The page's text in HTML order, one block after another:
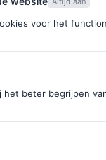
opnieuw een
het vierde en vijfde
verwerkte enkele
in haar outfits.
voor het
het beter begrijpen